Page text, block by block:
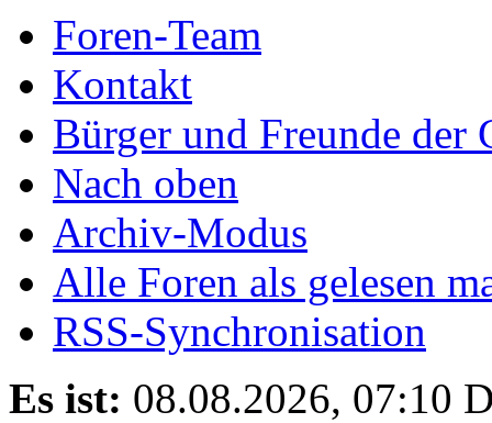
Foren-Team
Kontakt
Bürger und Freunde der
Nach oben
Archiv-Modus
Alle Foren als gelesen
RSS-Synchronisation
Es ist: 08.08.2026, 07:10